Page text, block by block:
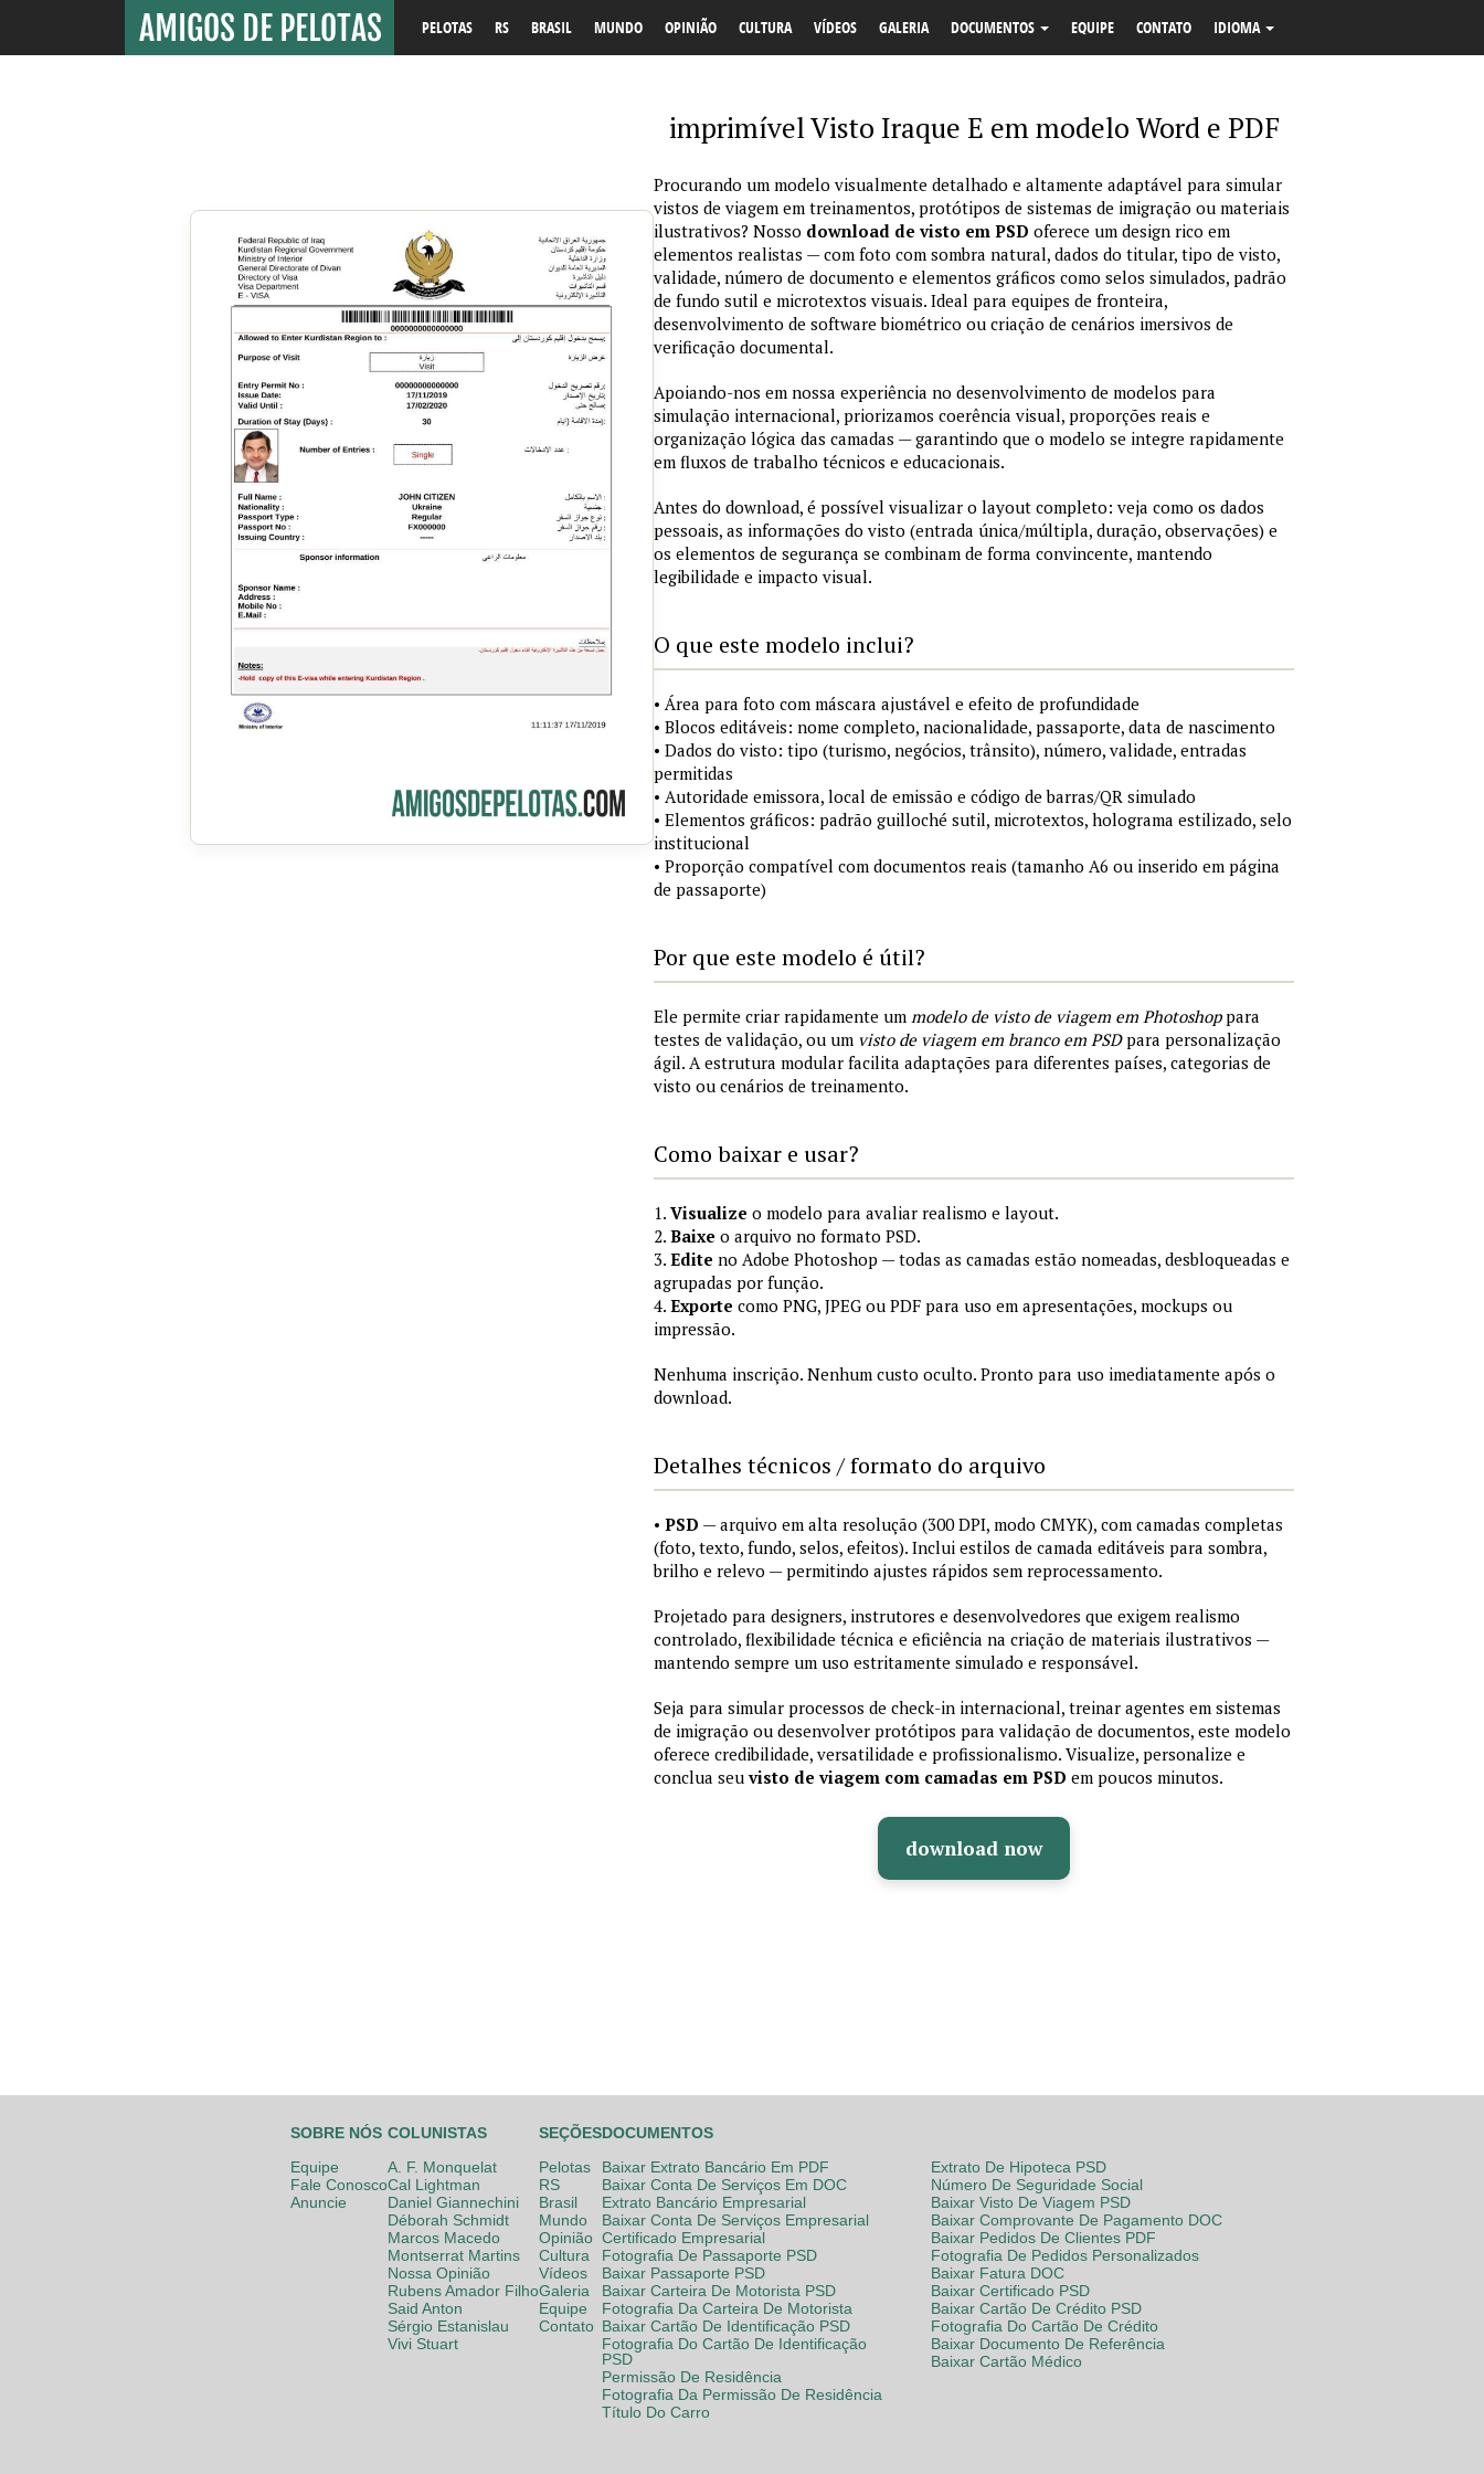
PELOTAS RS BRASIL MUNDO OPINIÃO CULTURA VÍDEOS GALERIA DOCUMENTOS EQUIPE CONTATO IDIOMA
imprimível Visto Iraque E em modelo Word e PDF
Procurando um modelo visualmente detalhado e altamente adaptável para simular
vistos de viagem em treinamentos, protótipos de sistemas de imigração ou materiais
ilustrativos? Nosso download de visto em PSD oferece um design rico em
elementos realistas — com foto com sombra natural, dados do titular, tipo de visto,
validade, número de documento e elementos gráficos como selos simulados, padrão
de fundo sutil e microtextos visuais. Ideal para equipes de fronteira,
desenvolvimento de software biométrico ou criação de cenários imersivos de
verificação documental.
Apoiando-nos em nossa experiência no desenvolvimento de modelos para
simulação internacional, priorizamos coerência visual, proporções reais e
organização lógica das camadas — garantindo que o modelo se integre rapidamente
em fluxos de trabalho técnicos e educacionais.
Antes do download, é possível visualizar o layout completo: veja como os dados
pessoais, as informações do visto (entrada única/múltipla, duração, observações) e
os elementos de segurança se combinam de forma convincente, mantendo
legibilidade e impacto visual.
O que este modelo inclui?
• Área para foto com máscara ajustável e efeito de profundidade
• Blocos editáveis: nome completo, nacionalidade, passaporte, data de nascimento
• Dados do visto: tipo (turismo, negócios, trânsito), número, validade, entradas
permitidas
• Autoridade emissora, local de emissão e código de barras/QR simulado
• Elementos gráficos: padrão guilloché sutil, microtextos, holograma estilizado, selo
institucional
• Proporção compatível com documentos reais (tamanho A6 ou inserido em página
de passaporte)
Por que este modelo é útil?
Ele permite criar rapidamente um modelo de visto de viagem em Photoshoppara
testes de validação, ou um visto de viagem em branco em PSDpara personalização
ágil. A estrutura modular facilita adaptações para diferentes países, categorias de
visto ou cenários de treinamento.
Como baixar e usar?
1. Visualize o modelo para avaliar realismo e layout.
2. Baixe o arquivo no formato PSD.
3. Edite no Adobe Photoshop — todas as camadas estão nomeadas, desbloqueadas e
agrupadas por função.
4. Exporte como PNG, JPEG ou PDF para uso em apresentações, mockups ou
impressão.
Nenhuma inscrição. Nenhum custo oculto. Pronto para uso imediatamente após o
download.
Detalhes técnicos / formato do arquivo
• PSD — arquivo em alta resolução (300 DPI, modo CMYK), com camadas completas
(foto, texto, fundo, selos, efeitos). Inclui estilos de camada editáveis para sombra,
brilho e relevo — permitindo ajustes rápidos sem reprocessamento.
Projetado para designers, instrutores e desenvolvedores que exigem realismo
controlado, flexibilidade técnica e eficiência na criação de materiais ilustrativos —
mantendo sempre um uso estritamente simulado e responsável.
Seja para simular processos de check-in internacional, treinar agentes em sistemas
de imigração ou desenvolver protótipos para validação de documentos, este modelo
oferece credibilidade, versatilidade e profissionalismo. Visualize, personalize e
conclua seuvisto de viagem com camadas em PSD em poucos minutos.
download now
SOBRE NÓS
Equipe
Fale Conosco
Anuncie
COLUNISTAS
A. F. Monquelat
Cal Lightman
Daniel Giannechini
Déborah Schmidt
Marcos Macedo
Montserrat Martins
Nossa Opinião
Rubens Amador Filho
Said Anton
Sérgio Estanislau
Vivi Stuart
SEÇÕES
Pelotas
RS
Brasil
Mundo
Opinião
Cultura
Vídeos
Galeria
Equipe
Contato
DOCUMENTOS
Baixar Extrato Bancário Em PDF
Baixar Conta De Serviços Em DOC
Extrato Bancário Empresarial
Baixar Conta De Serviços Empresarial
Certificado Empresarial
Fotografia De Passaporte PSD
Baixar Passaporte PSD
Baixar Carteira De Motorista PSD
Fotografia Da Carteira De Motorista
Baixar Cartão De Identificação PSD
Fotografia Do Cartão De Identificação
PSD
Permissão De Residência
Fotografia Da Permissão De Residência
Título Do Carro
Extrato De Hipoteca PSD
Número De Seguridade Social
Baixar Visto De Viagem PSD
Baixar Comprovante De Pagamento DOC
Baixar Pedidos De Clientes PDF
Fotografia De Pedidos Personalizados
Baixar Fatura DOC
Baixar Certificado PSD
Baixar Cartão De Crédito PSD
Fotografia Do Cartão De Crédito
Baixar Documento De Referência
Baixar Cartão Médico